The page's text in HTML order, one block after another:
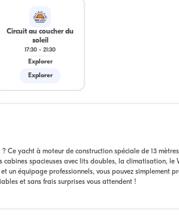
Circuit au coucher du
soleil
17:30 - 21:30
Explorer
Explorer
Ce yacht à moteur de construction spéciale de 13
cabines spacieuses avec lits doubles, la climatisation, le
un équipage professionnels, vous pouvez simplement
et sans frais surprises vous attendent !